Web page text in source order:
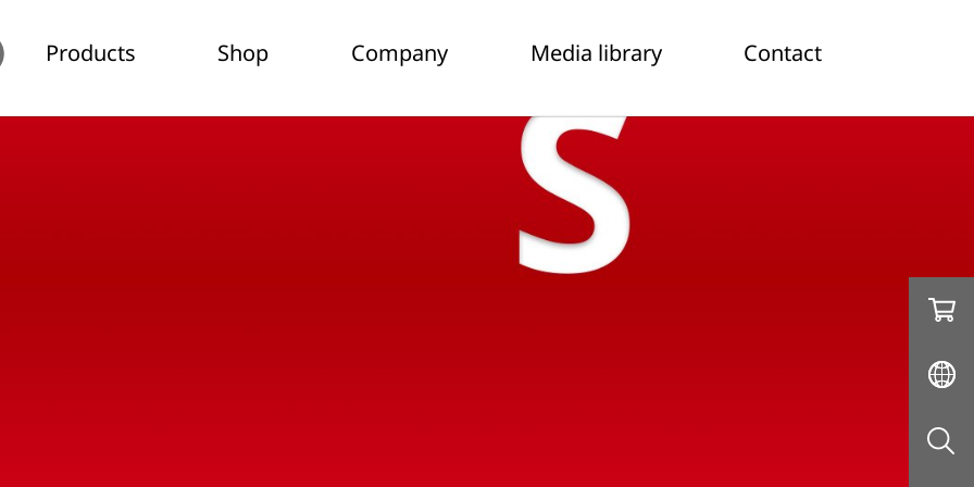
Products Shop Company Media library Contact